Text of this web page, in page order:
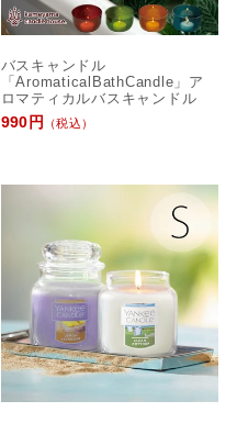
バスキャンドル
「AromaticalBathCandle」ア
ロマティカルバスキャンドル
990円
（税込）